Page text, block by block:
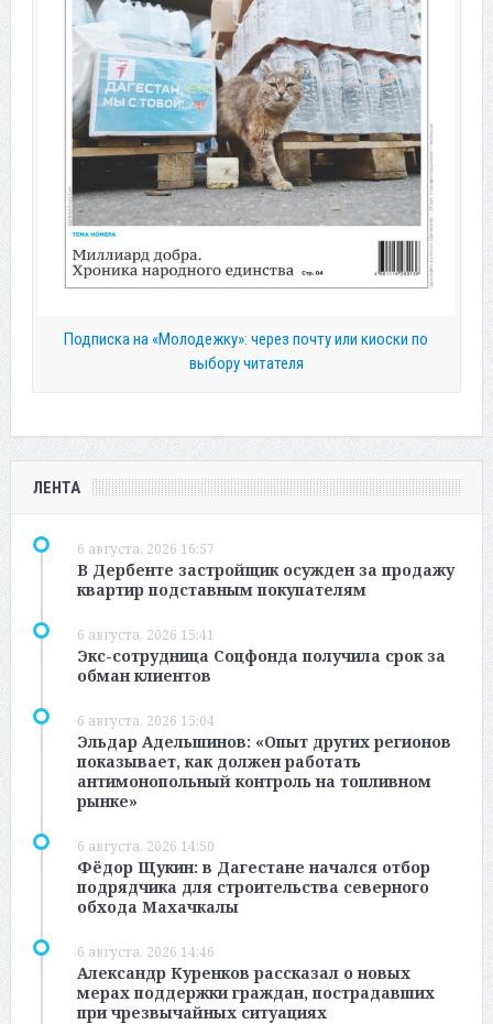
Подписка на «Молодежку»: через почту или киоски по
выбору читателя
ЛЕНТА
6 августа, 2026 16:57
В Дербенте застройщик осужден за продажу
квартир подставным покупателям
6 августа, 2026 15:41
Экс-сотрудница Соцфонда получила срок за
обман клиентов
6 августа, 2026 15:04
Эльдар Адельшинов: «Опыт других регионов
показывает, как должен работать
антимонопольный контроль на топливном
рынке»
6 августа, 2026 14:50
Фёдор Щукин: в Дагестане начался отбор
подрядчика для строительства северного
обхода Махачкалы
6 августа, 2026 14:46
Александр Куренков рассказал о новых
мерах поддержки граждан, пострадавших
при чрезвычайных ситуациях